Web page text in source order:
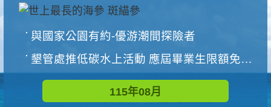
與國家公園有約-優游潮間探險者
墾管處推低碳水上活動 應屆畢業生限額免費參加
115年08月